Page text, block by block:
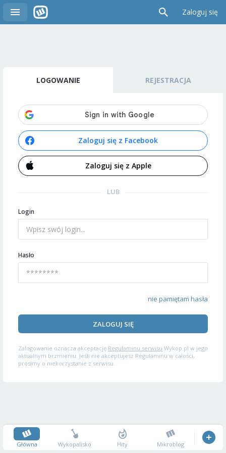
Zaloguj się
LOGOWANIE REJESTRACJA
Zaloguj się z Facebook
Zaloguj się z Apple
LUB
Login
Hasło
nie pamiętam hasła
ZALOGUJ SIĘ
Zalogowanie oznacza akceptację Regulaminu serwisu Wykop.pl w jego
aktualnym brzmieniu. Jeśli nie akceptujesz Regulaminu w całości,
prosimy o niekorzystanie z serwisu.
Główna Wykopalisko Hity Mikroblog